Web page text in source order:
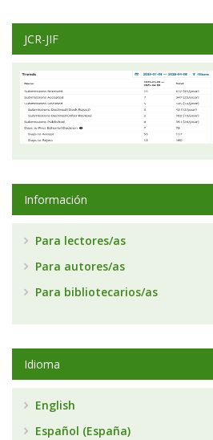
JCR-JIF
Información
Para lectores/as
Para autores/as
Para bibliotecarios/as
Idioma
English
Español (España)